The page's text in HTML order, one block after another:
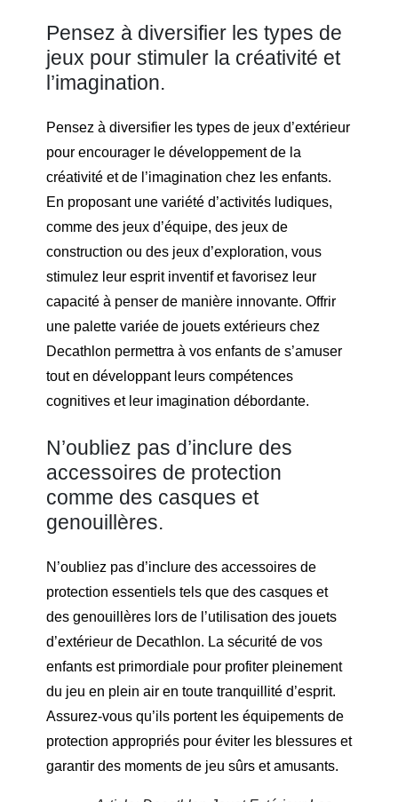
Pensez à diversifier les types de
jeux pour stimuler la créativité et
l’imagination.
Pensez à diversifier les types de jeux d’extérieur
pour encourager le développement de la
créativité et de l’imagination chez les enfants.
En proposant une variété d’activités ludiques,
comme des jeux d’équipe, des jeux de
construction ou des jeux d’exploration, vous
stimulez leur esprit inventif et favorisez leur
capacité à penser de manière innovante. Offrir
une palette variée de jouets extérieurs chez
Decathlon permettra à vos enfants de s’amuser
tout en développant leurs compétences
cognitives et leur imagination débordante.
N’oubliez pas d’inclure des
accessoires de protection
comme des casques et
genouillères.
N’oubliez pas d’inclure des accessoires de
protection essentiels tels que des casques et
des genouillères lors de l’utilisation des jouets
d’extérieur de Decathlon. La sécurité de vos
enfants est primordiale pour profiter pleinement
du jeu en plein air en toute tranquillité d’esprit.
Assurez-vous qu’ils portent les équipements de
protection appropriés pour éviter les blessures et
garantir des moments de jeu sûrs et amusants.